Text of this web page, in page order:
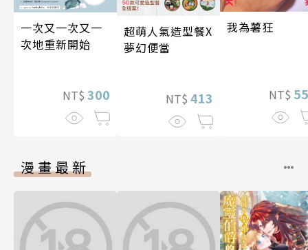
一次又一次又一
次地重新開始
NT$ 300
超萌人氣造型餐X
夢幻便當
NT$ 413
我為薯狂
NT$
漫畫最新